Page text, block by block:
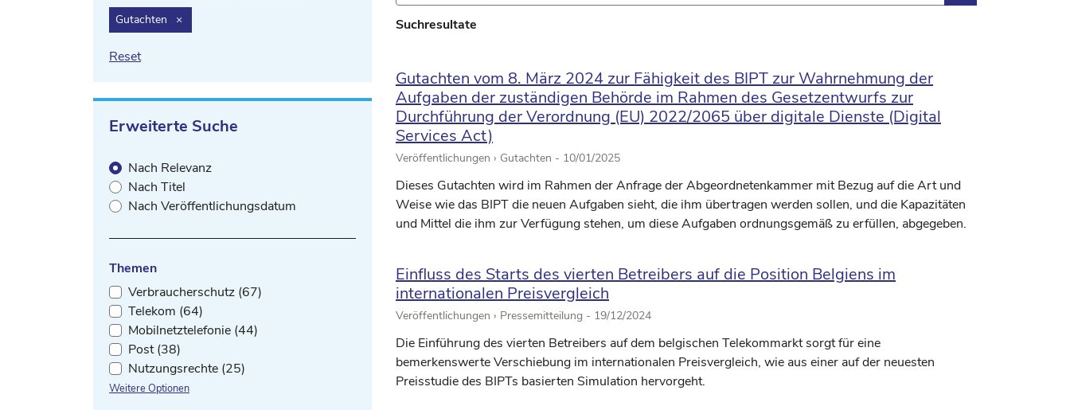
Gutachten ×filter.delete
Reset
Erweiterte Suche
Nach Relevanz
Nach Titel
Nach Veröffentlichungsdatum
Themen
Verbraucherschutz (67)
Telekom (64)
Mobilnetztelefonie (44)
Post (38)
Nutzungsrechte (25)
Weitere Optionen
Suchresultate
Gutachten vom 8. März 2024 zur Fähigkeit des BIPT zur Wahrnehmung der
Aufgaben der zuständigen Behörde im Rahmen des Gesetzentwurfs zur
Durchführung der Verordnung (EU) 2022/2065 über digitale Dienste (Digital
Services Act)
Veröffentlichungen › Gutachten - 10/01/2025
Dieses Gutachten wird im Rahmen der Anfrage der Abgeordnetenkammer mit Bezug auf die Art und
Weise wie das BIPT die neuen Aufgaben sieht, die ihm übertragen werden sollen, und die Kapazitäten
und Mittel die ihm zur Verfügung stehen, um diese Aufgaben ordnungsgemäß zu erfüllen, abgegeben.
Einfluss des Starts des vierten Betreibers auf die Position Belgiens im
internationalen Preisvergleich
Veröffentlichungen › Pressemitteilung - 19/12/2024
Die Einführung des vierten Betreibers auf dem belgischen Telekommarkt sorgt für eine
bemerkenswerte Verschiebung im internationalen Preisvergleich, wie aus einer auf der neuesten
Preisstudie des BIPTs basierten Simulation hervorgeht.